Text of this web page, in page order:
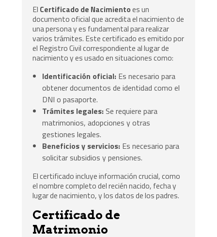
El Certificado de Nacimientoes un
documento oficial que acredita el nacimiento de
una persona y es fundamental para realizar
varios trámites. Este certificado es emitido por
el Registro Civil correspondiente al lugar de
nacimiento y es usado en situaciones como:
Identificación oficial: Es necesario para
obtener documentos de identidad como el
DNI o pasaporte.
Trámites legales: Se requiere para
matrimonios, adopciones y otras
gestiones legales.
Beneficios y servicios: Es necesario para
solicitar subsidios y pensiones.
El certificado incluye información crucial, como
el nombre completo del recién nacido, fecha y
lugar de nacimiento, y los datos de los padres.
Certificado de
Matrimonio